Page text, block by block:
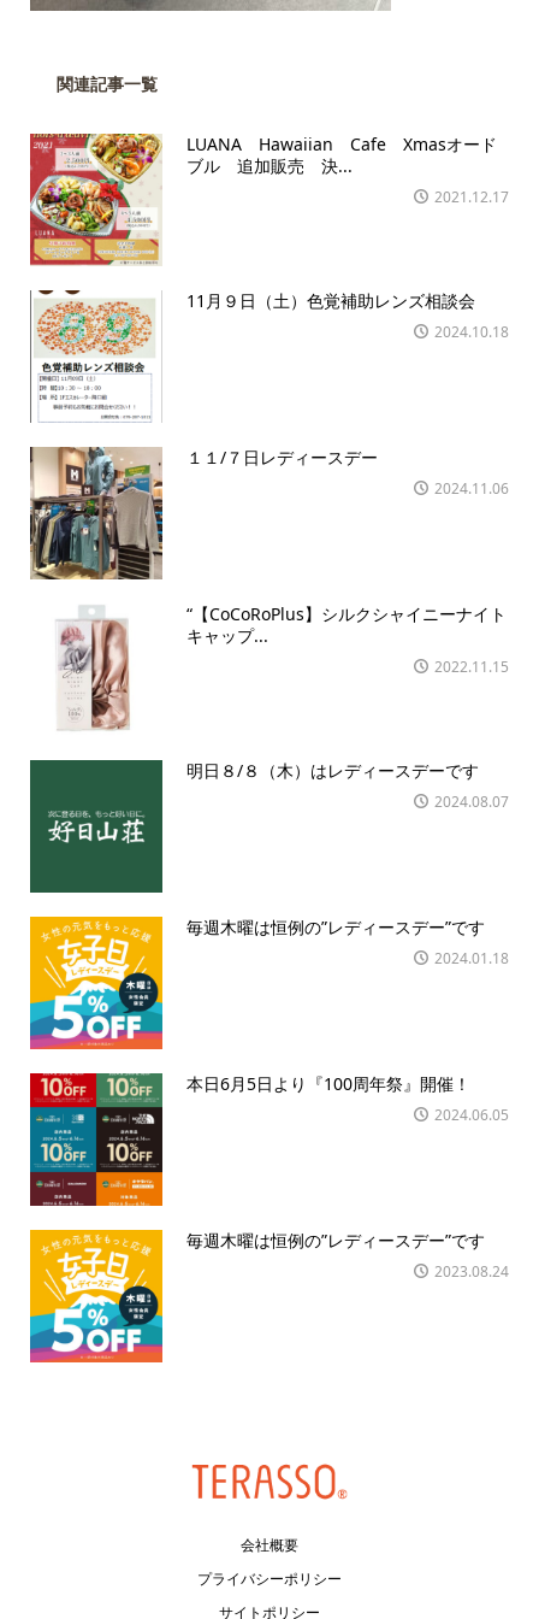
関連記事一覧
LUANA Hawaiian Cafe Xmasオード
ブル 追加販売 決...
2021.12.17
11月９日（土）色覚補助レンズ相談会
2024.10.18
１１/７日レディースデー
2024.11.06
“【CoCoRoPlus】シルクシャイニーナイト
キャップ...
2022.11.15
明日８/８（木）はレディースデーです
2024.08.07
毎週木曜は恒例の”レディースデー”です
2024.01.18
本日6月5日より『100周年祭』開催！
2024.06.05
毎週木曜は恒例の”レディースデー”です
2023.08.24
会社概要
プライバシーポリシー
サイトポリシー